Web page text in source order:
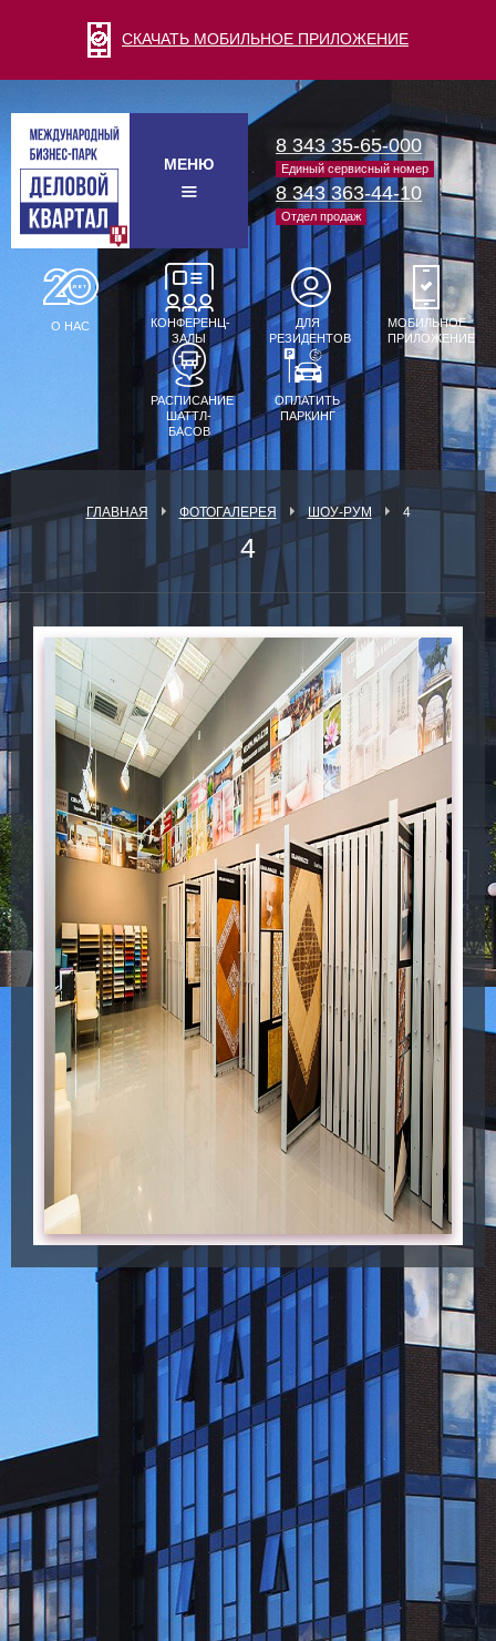
СКАЧАТЬ МОБИЛЬНОЕ ПРИЛОЖЕНИЕ
МЕНЮ
8 343 35-65-000
Единый сервисный номер
8 343 363-44-10
Отдел продаж
О НАС
КОНФЕРЕНЦ-
ЗАЛЫ
ДЛЯ
РЕЗИДЕНТОВ
МОБИЛЬНОЕ
ПРИЛОЖЕНИЕ
РАСПИСАНИЕ
ШАТТЛ-
БАСОВ
ОПЛАТИТЬ
ПАРКИНГ
ГЛАВНАЯ ФОТОГАЛЕРЕЯ ШОУ-РУМ 4
4